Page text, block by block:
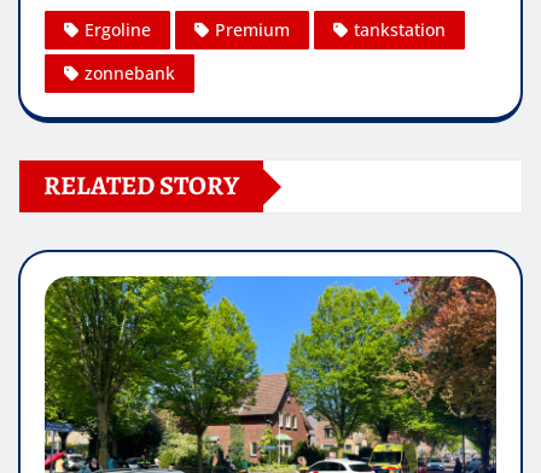
Ergoline Premium
tankstation
zonnebank
RELATED STORY